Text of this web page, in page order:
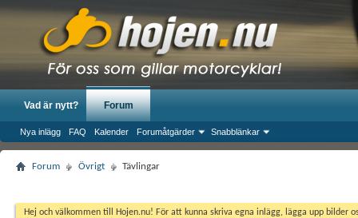
Vad är nytt? Forum
Nya inlägg FAQ Kalender Forumåtgärder Snabblänkar
Forum Övrigt Tävlingar
Hej och välkommen till Hojen.nu! För att kunna skriva egna inlägg, lägga upp